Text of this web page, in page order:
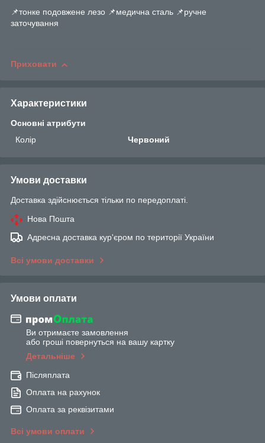
📌тонке подовжене лезо 📌медична сталь 📌ручне
заточування
Приховати
Характеристики
Основні атрибути
Колір
Червоний
Умови доставки
Доставка здійснюється тільки по передоплаті.
Нова Пошта
Адресна доставка кур'єром по території України
Всі умови доставки
Умови оплати
Ви отримаєте замовлення
або гроші повернуться на вашу картку
Детальніше
Післяплата
Оплата на рахунок
Оплата за реквізитами
Всі умови оплати